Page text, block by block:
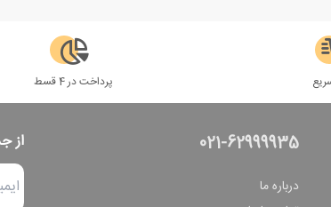
پرداخت در 4 قسط
021-62999935
درباره ما
از